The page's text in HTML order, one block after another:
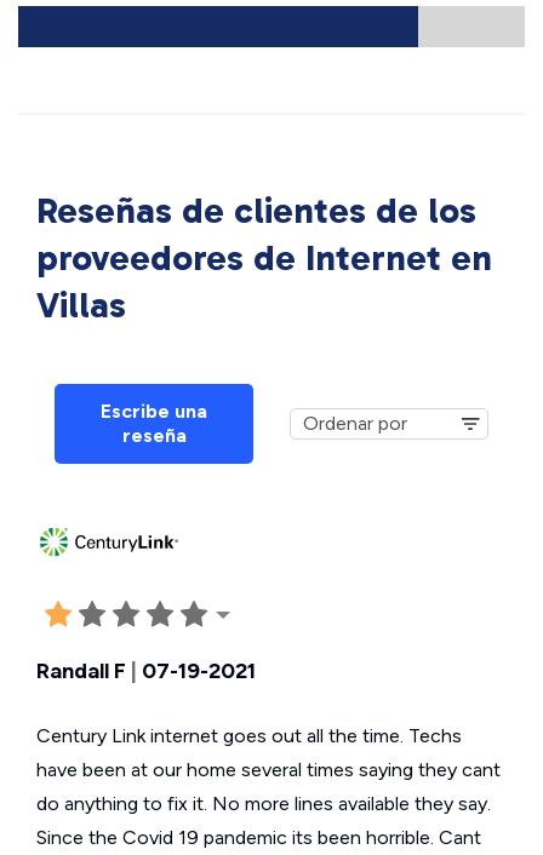
Reseñas de clientes de los
proveedores de Internet en
Villas
Escribe una
reseña
Randall F 07-19-2021
Century Link internet goes out all the time. Techs
have been at our home several times saying they cant
do anything to fix it. No more lines available they say.
Since the Covid 19 pandemic its been horrible. Cant